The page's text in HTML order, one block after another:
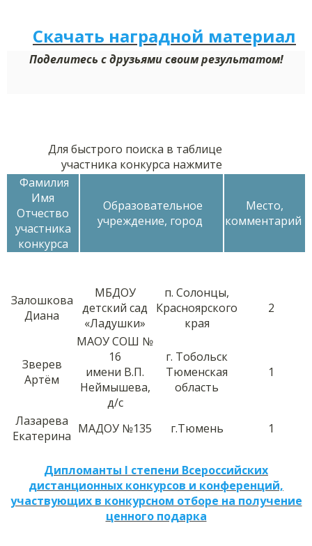
Скачать наградной материал
Поделитесь с друзьями своим результатом!
Для быстрого поиска в таблице
участника конкурса нажмите
Фамилия
Имя
Отчество
участника
конкурса
Образовательное
учреждение, город
Место,
комментарий
Залошкова
Диана
МБДОУ
детский сад
«Ладушки»
п. Солонцы,
Красноярского
края
2
Зверев
Артём
МАОУ СОШ №
16
имени В.П.
Неймышева,
д/с
г. Тобольск
Тюменская
область
1
Лазарева
Екатерина МАДОУ №135 г.Тюмень 1
Дипломанты I степени Всероссийских
дистанционных конкурсов и конференций,
участвующих в конкурсном отборе на получение
ценного подарка